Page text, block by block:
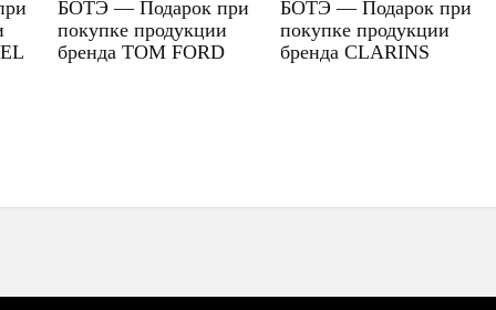
БОТЭ — Подарок при
покупке продукции
бренда TOM FORD
БОТЭ — Подарок при
покупке продукции
бренда CLARINS